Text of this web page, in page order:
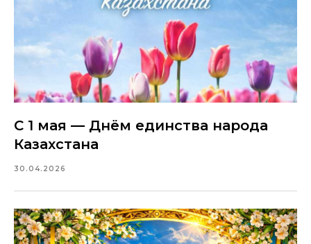
С 1 мая — Днём единства народа
Казахстана
30.04.2026